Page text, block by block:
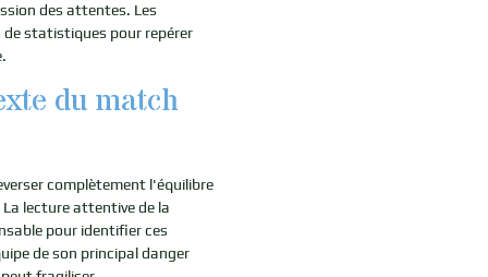
des attentes. Les
statistiques pour repérer
du match
complètement l'équilibre
lecture attentive de la
pour identifier ces
de son principal danger